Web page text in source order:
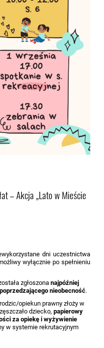
– Akcja „Lato w Mieście
dni uczestnictwa
wyłącznie po spełnieniu
zgłoszonanajpóźniej
nieobecność.
rodzic/opiekun prawny złoży w
dziecko,papierowy
za opiekę i wyżywienie
w systemie rekrutacyjnym